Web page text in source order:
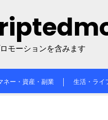
モーションを含みます
ネー・資産・副業 生活・ライ